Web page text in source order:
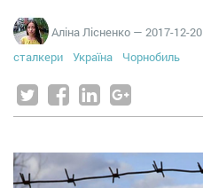
Аліна Лісненко — 2017-12-20
сталкери
Україна Чорнобиль